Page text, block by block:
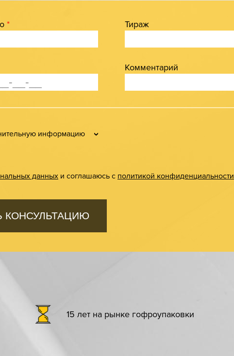
15 лет на рынке гофроупаковки
* Тираж
Комментарий
информацию
данных и соглашаюсь с политикой конфиденциальности
КОНСУЛЬТАЦИЮ